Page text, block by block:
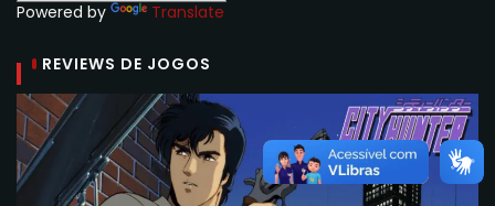
Powered by Translate
REVIEWS DE JOGOS